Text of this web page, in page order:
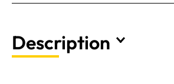
Description